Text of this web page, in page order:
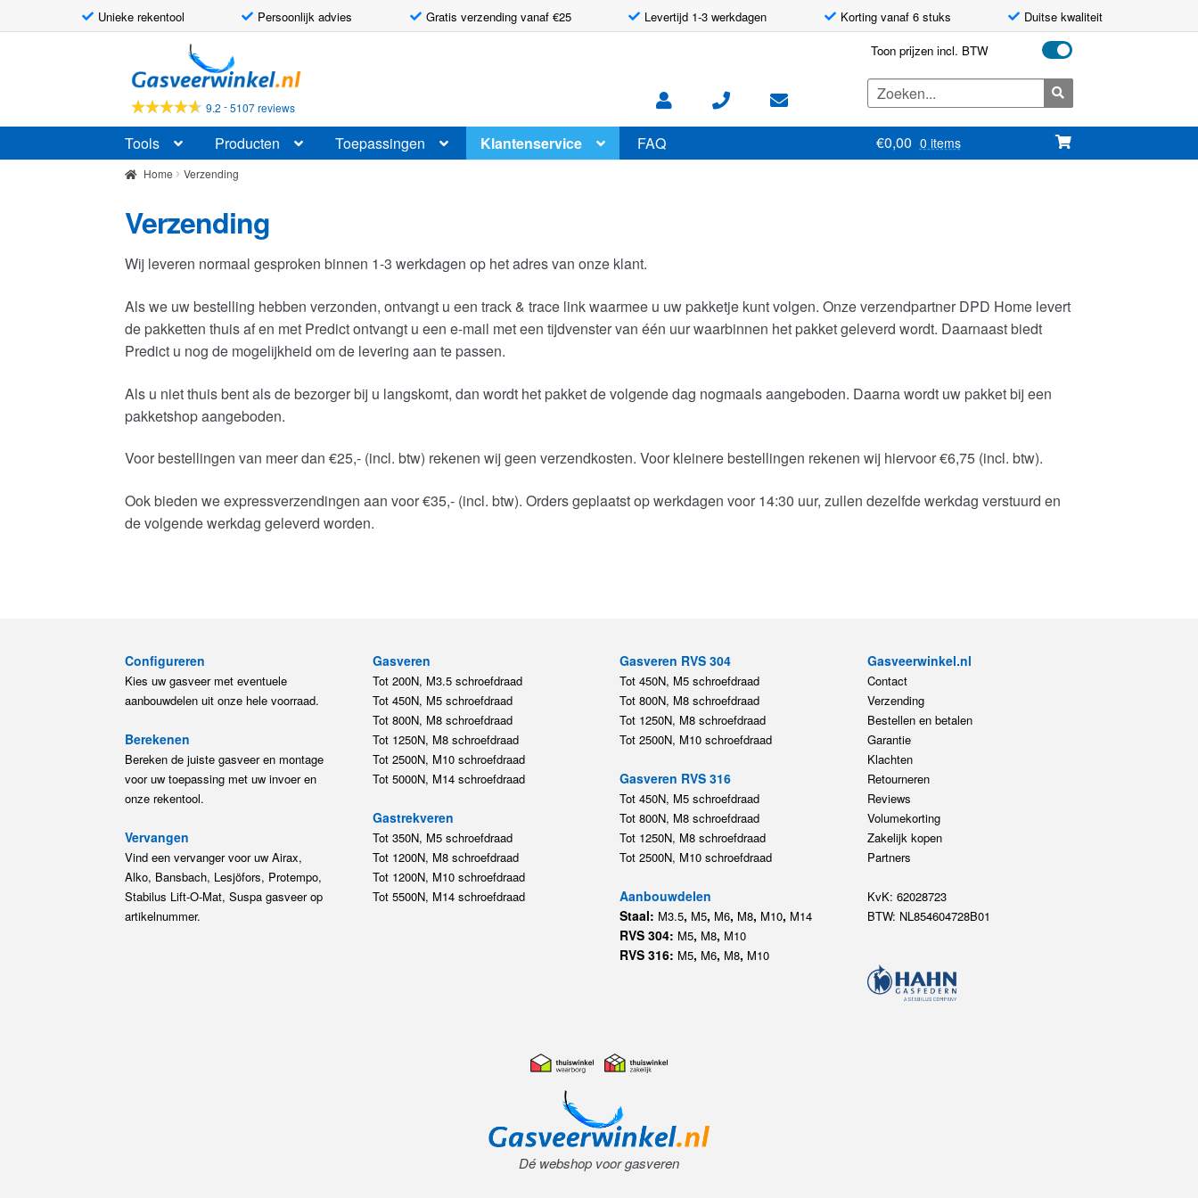
Unieke rekentool Persoonlijk advies Gratis verzending vanaf €25 Levertijd 1-3 werkdagen Korting vanaf 6 stuks Duitse kwaliteit
door
naar
navigatie
naar
de
inhoud
9.2 -5107 reviews
Toon prijzen incl. BTW
Zoeken
naar:
Tools Producten Toepassingen Klantenservice FAQ €0,00 0 items
Home Verzending
Verzending
Wij leveren normaal gesproken binnen 1-3 werkdagen op het adres van onze klant.
Als we uw bestelling hebben verzonden, ontvangt u een track & trace link waarmee u uw pakketje kunt volgen. Onze verzendpartner DPD Home levert
de pakketten thuis af en met Predict ontvangt u een e-mail met een tijdvenster van één uur waarbinnen het pakket geleverd wordt. Daarnaast biedt
Predict u nog de mogelijkheid om de levering aan te passen.
Als u niet thuis bent als de bezorger bij u langskomt, dan wordt het pakket de volgende dag nogmaals aangeboden. Daarna wordt uw pakket bij een
pakketshop aangeboden.
Voor bestellingen van meer dan €25,- (incl. btw) rekenen wij geen verzendkosten. Voor kleinere bestellingen rekenen wij hiervoor €6,75 (incl. btw).
Ook bieden we expressverzendingen aan voor €35,- (incl. btw). Orders geplaatst op werkdagen voor 14:30 uur, zullen dezelfde werkdag verstuurd en
de volgende werkdag geleverd worden.
Configureren
Kies uw gasveer met eventuele
aanbouwdelen uit onze hele voorraad.
Berekenen
Bereken de juiste gasveer en montage
voor uw toepassing met uw invoer en
onze rekentool.
Vervangen
Vind een vervanger voor uw Airax,
Alko, Bansbach, Lesjöfors, Protempo,
Stabilus Lift-O-Mat, Suspa gasveer op
artikelnummer.
Gasveren
Tot 200N, M3.5 schroefdraad
Tot 450N, M5 schroefdraad
Tot 800N, M8 schroefdraad
Tot 1250N, M8 schroefdraad
Tot 2500N, M10 schroefdraad
Tot 5000N, M14 schroefdraad
Gastrekveren
Tot 350N, M5 schroefdraad
Tot 1200N, M8 schroefdraad
Tot 1200N, M10 schroefdraad
Tot 5500N, M14 schroefdraad
Gasveren RVS 304
Tot 450N, M5 schroefdraad
Tot 800N, M8 schroefdraad
Tot 1250N, M8 schroefdraad
Tot 2500N, M10 schroefdraad
Gasveren RVS 316
Tot 450N, M5 schroefdraad
Tot 800N, M8 schroefdraad
Tot 1250N, M8 schroefdraad
Tot 2500N, M10 schroefdraad
Aanbouwdelen
Staal: M3.5, M5, M6, M8, M10, M14
RVS 304: M5, M8, M10
RVS 316: M5, M6, M8, M10
Gasveerwinkel.nl
Contact
Verzending
Bestellen en betalen
Garantie
Klachten
Retourneren
Reviews
Volumekorting
Zakelijk kopen
Partners
KvK: 62028723
BTW: NL854604728B01
Dé webshop voor gasveren